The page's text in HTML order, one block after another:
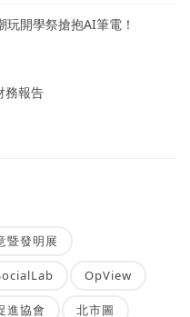
玩開學祭搶抱AI筆電！
務報告
暨發明展
OpView
進協會 北市圖